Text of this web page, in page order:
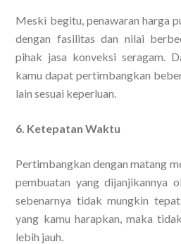
Meski begitu, penawaran harga
dengan fasilitas dan nilai
pihak jasa konveksi seragam.
kamu dapat pertimbangkan
lain sesuai keperluan.
6. Ketepatan Waktu
Pertimbangkan dengan matang
pembuatan yang dijanjikannya
sebenarnya tidak mungkin
yang kamu harapkan, maka
lebih jauh.